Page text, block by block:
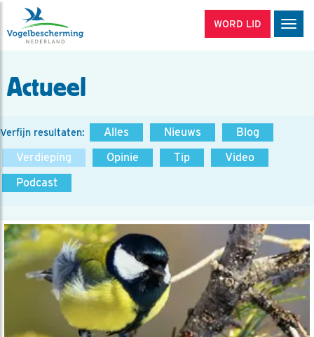
WORD LID
Actueel
Verfijn resultaten: Alles Nieuws
Blog
Verdieping
Opinie Tip
Video
Podcast